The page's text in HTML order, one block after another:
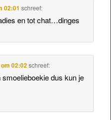
02:01 schreef:
en tot chat…dinges
02:02 schreef:
dus kun je